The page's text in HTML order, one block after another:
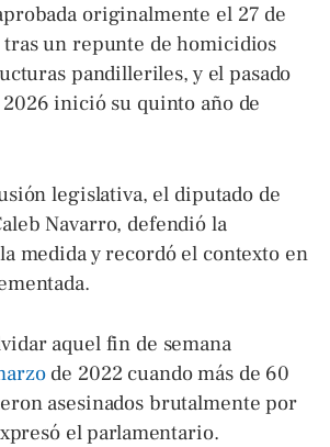
originalmente el 27 de
tras un repunte de homicidios
pandilleriles, y el pasado
inició su quinto año de
legislativa, el diputado de
Navarro, defendió la
medida y recordó el contexto en
aquel fin de semana
de 2022 cuando más de 60
asesinados brutalmente por
el parlamentario.